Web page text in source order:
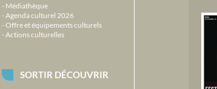
Médiathèque
Agenda culturel 2026
Offre et équipements culturels
Actions culturelles
SORTIR DÉCOUVRIR